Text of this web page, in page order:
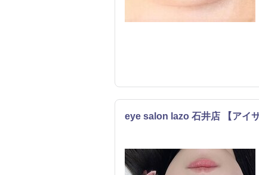
eye salon lazo 石井店 【アイ